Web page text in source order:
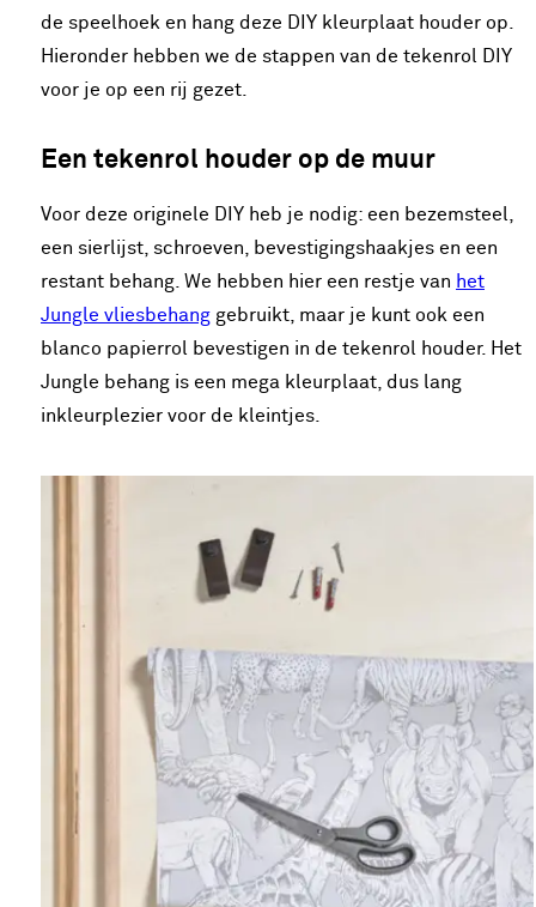
de speelhoek en hang deze DIY kleurplaat houder op.
Hieronder hebben we de stappen van de tekenrol DIY
voor je op een rij gezet.
Een tekenrol houder op de muur
Voor deze originele DIY heb je nodig: een bezemsteel,
een sierlijst, schroeven, bevestigingshaakjes en een
restant behang. We hebben hier een restje van het
Jungle vliesbehang gebruikt, maar je kunt ook een
blanco papierrol bevestigen in de tekenrol houder. Het
Jungle behang is een mega kleurplaat, dus lang
inkleurplezier voor de kleintjes.